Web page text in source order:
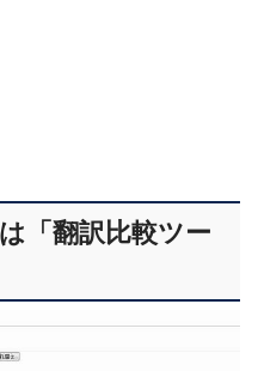
「翻訳比較ツー